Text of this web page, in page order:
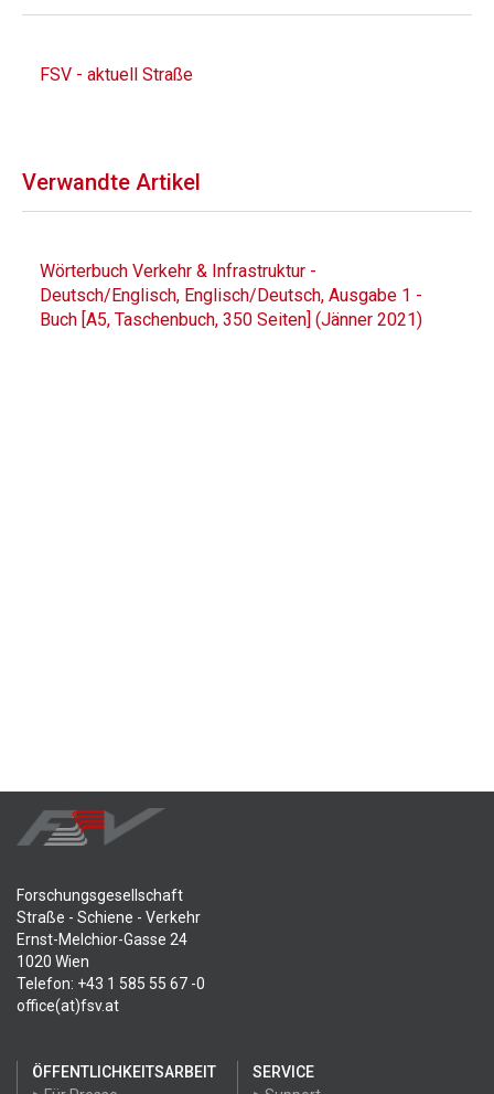
FSV - aktuell Straße
Verwandte Artikel
Wörterbuch Verkehr & Infrastruktur -
Deutsch/Englisch, Englisch/Deutsch, Ausgabe 1 -
Buch [A5, Taschenbuch, 350 Seiten] (Jänner 2021)
Forschungsgesellschaft
Straße - Schiene - Verkehr
Ernst-Melchior-Gasse 24
1020 Wien
Telefon: +43 1 585 55 67 -0
office(at)fsv.at
ÖFFENTLICHKEITSARBEIT
SERVICE